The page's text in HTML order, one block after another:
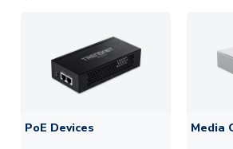
PoE Devices Media